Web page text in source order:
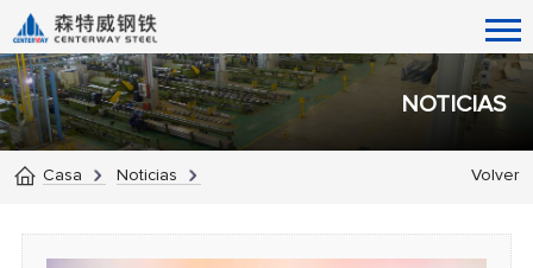
NOTICIAS
Volver
Casa Noticias